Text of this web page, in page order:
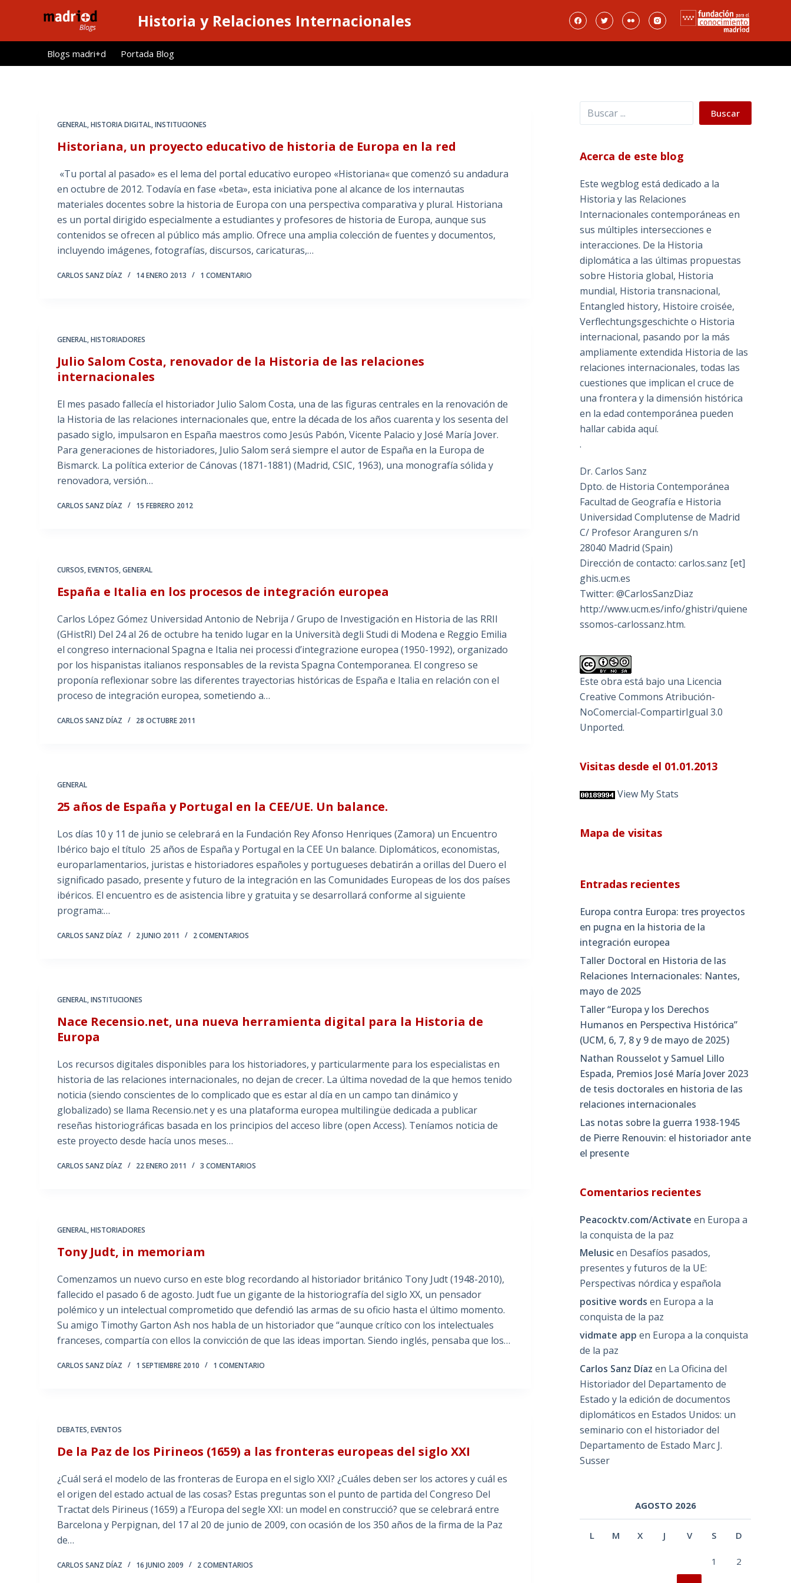
l
Historia y Relaciones Internacionales
Blogs madri+d Portada Blog
GENERAL,HISTORIA DIGITAL,INSTITUCIONES
Historiana, un proyecto educativo de historia de Europa en la red
«Tu portal al pasado» es el lema del portal educativo europeo «Historiana« que comenzó su andadura
en octubre de 2012. Todavía en fase «beta», esta iniciativa pone al alcance de los internautas
materiales docentes sobre la historia de Europa con una perspectiva comparativa y plural. Historiana
es un portal dirigido especialmente a estudiantes y profesores de historia de Europa, aunque sus
contenidos se ofrecen al público más amplio. Ofrece una amplia colección de fuentes y documentos,
incluyendo imágenes, fotografías, discursos, caricaturas,…
CARLOS SANZ DÍAZ 14 ENERO 2013 1 COMENTARIO
GENERAL,HISTORIADORES
Julio Salom Costa, renovador de la Historia de las relaciones
internacionales
El mes pasado fallecía el historiador Julio Salom Costa, una de las figuras centrales en la renovación de
la Historia de las relaciones internacionales que, entre la década de los años cuarenta y los sesenta del
pasado siglo, impulsaron en España maestros como Jesús Pabón, Vicente Palacio y José María Jover.
Para generaciones de historiadores, Julio Salom será siempre el autor de España en la Europa de
Bismarck. La política exterior de Cánovas (1871-1881) (Madrid, CSIC, 1963), una monografía sólida y
renovadora, versión…
CARLOS SANZ DÍAZ 15 FEBRERO 2012
CURSOS,EVENTOS,GENERAL
España e Italia en los procesos de integración europea
Carlos López Gómez Universidad Antonio de Nebrija / Grupo de Investigación en Historia de las RRII
(GHistRI) Del 24 al 26 de octubre ha tenido lugar en la Università degli Studi di Modena e Reggio Emilia
el congreso internacional Spagna e Italia nei processi d’integrazione europea (1950-1992), organizado
por los hispanistas italianos responsables de la revista Spagna Contemporanea. El congreso se
proponía reflexionar sobre las diferentes trayectorias históricas de España e Italia en relación con el
proceso de integración europea, sometiendo a…
CARLOS SANZ DÍAZ 28 OCTUBRE 2011
GENERAL
25 años de España y Portugal en la CEE/UE. Un balance.
Los días 10 y 11 de junio se celebrará en la Fundación Rey Afonso Henriques (Zamora) un Encuentro
Ibérico bajo el título 25 años de España y Portugal en la CEE Un balance. Diplomáticos, economistas,
europarlamentarios, juristas e historiadores españoles y portugueses debatirán a orillas del Duero el
significado pasado, presente y futuro de la integración en las Comunidades Europeas de los dos países
ibéricos. El encuentro es de asistencia libre y gratuita y se desarrollará conforme al siguiente
programa:…
CARLOS SANZ DÍAZ 2 JUNIO 2011 2 COMENTARIOS
GENERAL,INSTITUCIONES
Nace Recensio.net, una nueva herramienta digital para la Historia de
Europa
Los recursos digitales disponibles para los historiadores, y particularmente para los especialistas en
historia de las relaciones internacionales, no dejan de crecer. La última novedad de la que hemos tenido
noticia (siendo conscientes de lo complicado que es estar al día en un campo tan dinámico y
globalizado) se llama Recensio.net y es una plataforma europea multilingüe dedicada a publicar
reseñas historiográficas basada en los principios del acceso libre (open Access). Teníamos noticia de
este proyecto desde hacía unos meses…
CARLOS SANZ DÍAZ 22 ENERO 2011 3 COMENTARIOS
GENERAL,HISTORIADORES
Tony Judt, in memoriam
Comenzamos un nuevo curso en este blog recordando al historiador británico Tony Judt (1948-2010),
fallecido el pasado 6 de agosto. Judt fue un gigante de la historiografía del siglo XX, un pensador
polémico y un intelectual comprometido que defendió las armas de su oficio hasta el último momento.
Su amigo Timothy Garton Ash nos habla de un historiador que “aunque crítico con los intelectuales
franceses, compartía con ellos la convicción de que las ideas importan. Siendo inglés, pensaba que los…
CARLOS SANZ DÍAZ 1 SEPTIEMBRE 2010 1 COMENTARIO
DEBATES,EVENTOS
De la Paz de los Pirineos (1659) a las fronteras europeas del siglo XXI
¿Cuál será el modelo de las fronteras de Europa en el siglo XXI? ¿Cuáles deben ser los actores y cuál es
el origen del estado actual de las cosas? Estas preguntas son el punto de partida del Congreso Del
Tractat dels Pirineus (1659) a l’Europa del segle XXI: un model en construcció? que se celebrará entre
Barcelona y Perpignan, del 17 al 20 de junio de 2009, con ocasión de los 350 años de la firma de la Paz
de…
CARLOS SANZ DÍAZ 16 JUNIO 2009 2 COMENTARIOS
Buscar Buscar
Acerca de este blog
Este wegblog está dedicado a la
Historia y las Relaciones
Internacionales contemporáneas en
sus múltiples intersecciones e
interacciones. De la Historia
diplomática a las últimas propuestas
sobre Historia global, Historia
mundial, Historia transnacional,
Entangled history, Histoire croisée,
Verflechtungsgeschichte o Historia
internacional, pasando por la más
ampliamente extendida Historia de las
relaciones internacionales, todas las
cuestiones que implican el cruce de
una frontera y la dimensión histórica
en la edad contemporánea pueden
hallar cabida aquí.
.
Dr. Carlos Sanz
Dpto. de Historia Contemporánea
Facultad de Geografía e Historia
Universidad Complutense de Madrid
C/ Profesor Aranguren s/n
28040 Madrid (Spain)
Dirección de contacto: carlos.sanz [et]
ghis.ucm.es
Twitter: @CarlosSanzDiaz
http://www.ucm.es/info/ghistri/quiene
ssomos-carlossanz.htm.
Este obra está bajo una Licencia
Creative Commons Atribución-
NoComercial-CompartirIgual 3.0
Unported.
Visitas desde el 01.01.2013
View My Stats
Mapa de visitas
Entradas recientes
Europa contra Europa: tres proyectos
en pugna en la historia de la
integración europea
Taller Doctoral en Historia de las
Relaciones Internacionales: Nantes,
mayo de 2025
Taller “Europa y los Derechos
Humanos en Perspectiva Histórica”
(UCM, 6, 7, 8 y 9 de mayo de 2025)
Nathan Rousselot y Samuel Lillo
Espada, Premios José María Jover 2023
de tesis doctorales en historia de las
relaciones internacionales
Las notas sobre la guerra 1938-1945
de Pierre Renouvin: el historiador ante
el presente
Comentarios recientes
Peacocktv.com/Activate en Europa a
la conquista de la paz
Melusicen Desafíos pasados,
presentes y futuros de la UE:
Perspectivas nórdica y española
positive words en Europa a la
conquista de la paz
vidmate app en Europa a la conquista
de la paz
Carlos Sanz Díaz en La Oficina del
Historiador del Departamento de
Estado y la edición de documentos
diplomáticos en Estados Unidos: un
seminario con el historiador del
Departamento de Estado Marc J.
Susser
AGOSTO 2026
L M X J V S D
1 2